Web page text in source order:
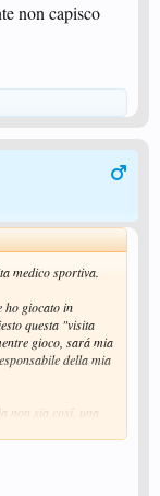
non capisco
medico sportiva.
ho giocato in
questa "visita
gioco, sará mia
della mia
non sia cosí, una
e